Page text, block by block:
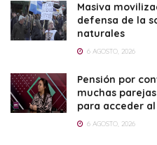
Masiva
defensa de la
naturales
6 AGOSTO, 2026
Pensión por
muchas
para acceder
6 AGOSTO, 2026